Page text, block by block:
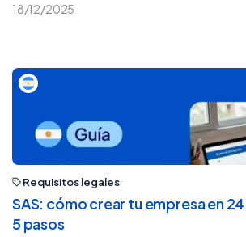
18/12/2025
Requisitos legales
SAS: cómo crear tu empresa en
5 pasos